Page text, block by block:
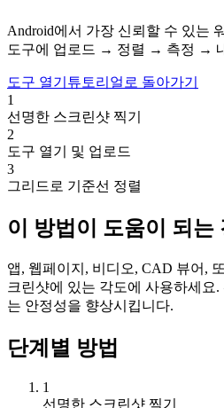
Android에서 가장 신뢰할 수 있는
도구에 업로드 → 정렬 → 측정 →
도구 열기 튜토리얼로 돌아가기
1
선명한 스크린샷 찍기
2
도구 열기 및 업로드
3
그리드로 기준선 정렬
이 방법이 도움이 되는
앱, 웹페이지, 비디오, CAD 뷰어,
크린샷에 있는 각도에 사용하세요
는 안정성을 향상시킵니다.
단계별 방법
1
선명한 스크린샷 찍기